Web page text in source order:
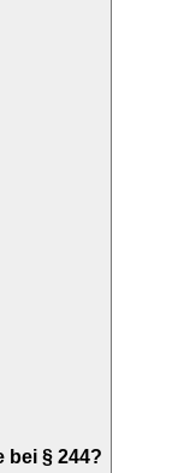
bei § 244?